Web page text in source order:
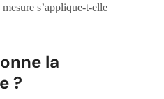
s’applique-t-elle
la
?